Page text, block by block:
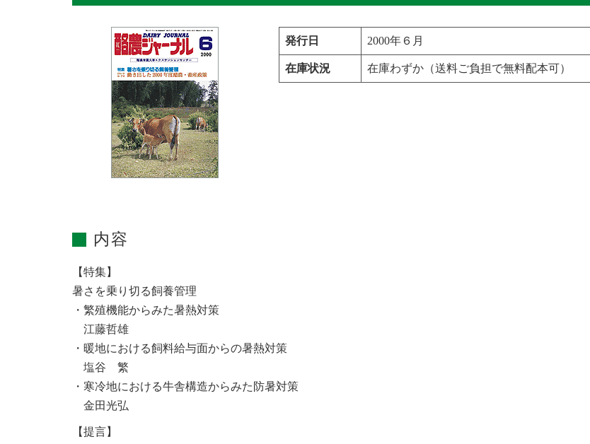
発行日 2000年６月
在庫状況 在庫わずか（送料ご負担で無料配本可）
内容
【特集】
暑さを乗り切る飼養管理
・繁殖機能からみた暑熱対策
江藤哲雄
・暖地における飼料給与面からの暑熱対策
塩谷 繁
・寒冷地における牛舎構造からみた防暑対策
金田光弘
【提言】